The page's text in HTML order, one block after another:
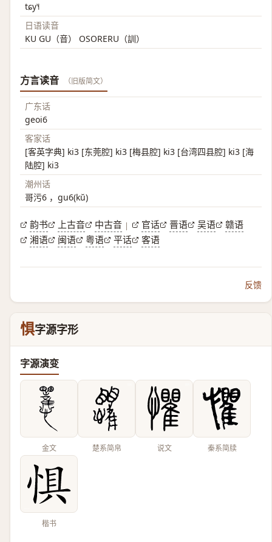
tɕy˥˧
日语读音
KU GU（音） OSORERU（訓）
方言读音 （旧版简文）
广东话
geoi6
客家话
[客英字典] ki3 [东莞腔] ki3 [梅县腔] ki3 [台湾四县腔] ki3 [海
陆腔] ki3
潮州话
哥污6 ，gu6(kŭ)
韵书 上古音 中古音 | 官话 晋语 吴语
赣语
湘语
闽语 粤语 平话 客语
反馈
惧字源字形
字源演变
金文 楚系简帛 说文 秦系简牍
楷书